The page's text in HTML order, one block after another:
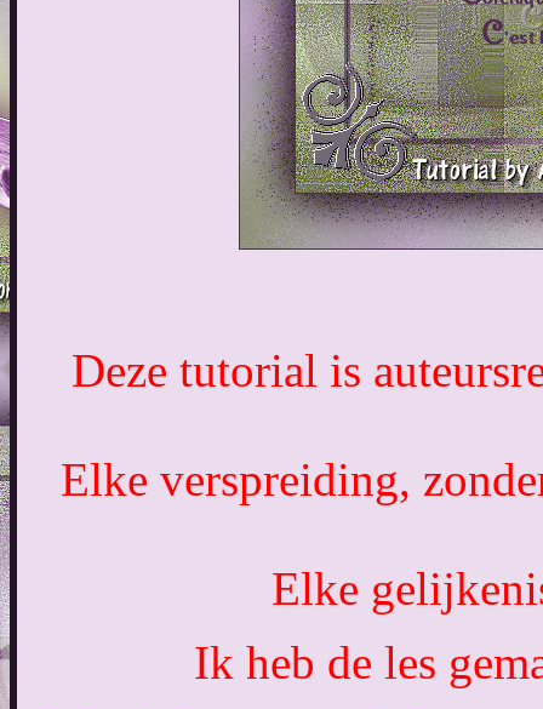
Deze tutorial is
Elke verspreiding,
Elke
Ik heb de les